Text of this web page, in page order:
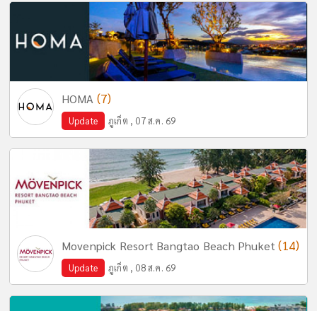
HOMA (7)
Update ภูเก็ต , 07 ส.ค. 69
Movenpick Resort Bangtao Beach Phuket(14)
Update ภูเก็ต , 08 ส.ค. 69